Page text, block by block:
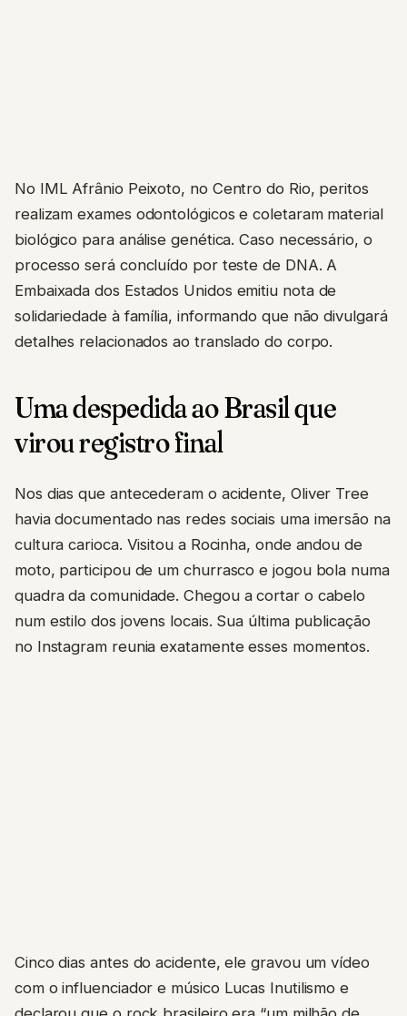
No IML Afrânio Peixoto, no Centro do Rio, peritos
realizam exames odontológicos e coletaram material
biológico para análise genética. Caso necessário, o
processo será concluído por teste de DNA. A
Embaixada dos Estados Unidos emitiu nota de
solidariedade à família, informando que não divulgará
detalhes relacionados ao translado do corpo.
Uma despedida ao Brasil que
virou registro final
Nos dias que antecederam o acidente, Oliver Tree
havia documentado nas redes sociais uma imersão na
cultura carioca. Visitou a Rocinha, onde andou de
moto, participou de um churrasco e jogou bola numa
quadra da comunidade. Chegou a cortar o cabelo
num estilo dos jovens locais. Sua última publicação
no Instagram reunia exatamente esses momentos.
Cinco dias antes do acidente, ele gravou um vídeo
com o influenciador e músico Lucas Inutilismo e